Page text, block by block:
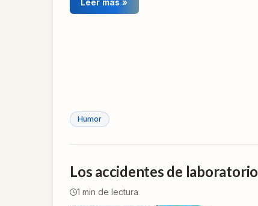
Humor
Los accidentes de laboratorio
1 min de lectura